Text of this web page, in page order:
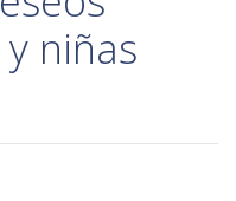
niñas